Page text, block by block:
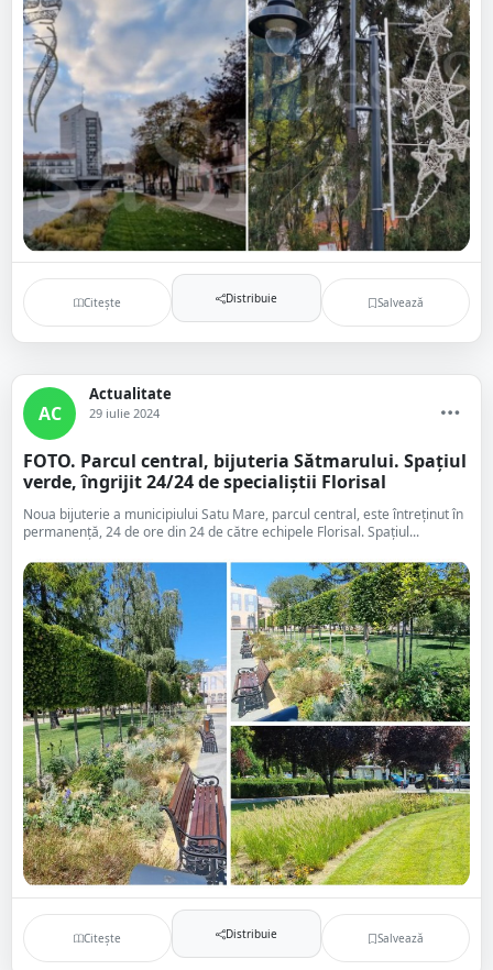
Citește Distribuie Salvează
AC
Actualitate
29 iulie 2024
FOTO. Parcul central, bijuteria Sătmarului. Spațiul
verde, îngrijit 24/24 de specialiștii Florisal
Noua bijuterie a municipiului Satu Mare, parcul central, este întreținut în
permanență, 24 de ore din 24 de către echipele Florisal. Spațiul...
Citește Distribuie Salvează